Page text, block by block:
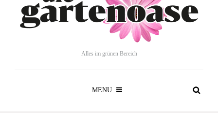
Alles im grünen Bereich
MENU